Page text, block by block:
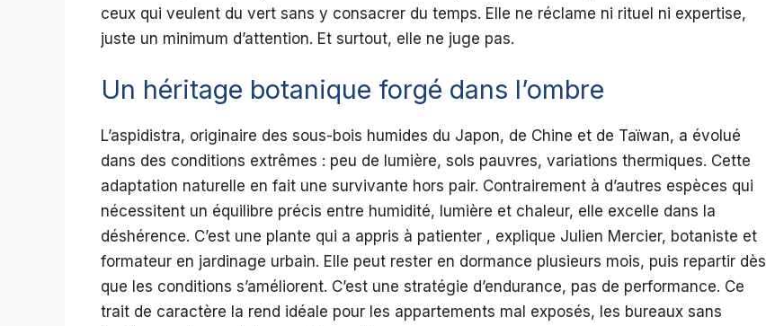
ceux qui veulent du vert sans y consacrer du temps. Elle ne réclame ni rituel ni expertise,
juste un minimum d’attention. Et surtout, elle ne juge pas.
Un héritage botanique forgé dans l’ombre
L’aspidistra, originaire des sous-bois humides du Japon, de Chine et de Taïwan, a évolué
dans des conditions extrêmes : peu de lumière, sols pauvres, variations thermiques. Cette
adaptation naturelle en fait une survivante hors pair. Contrairement à d’autres espèces qui
nécessitent un équilibre précis entre humidité, lumière et chaleur, elle excelle dans la
déshérence. C’est une plante qui a appris à patienter , explique Julien Mercier, botaniste et
formateur en jardinage urbain. Elle peut rester en dormance plusieurs mois, puis repartir dès
que les conditions s’améliorent. C’est une stratégie d’endurance, pas de performance. Ce
trait de caractère la rend idéale pour les appartements mal exposés, les bureaux sans